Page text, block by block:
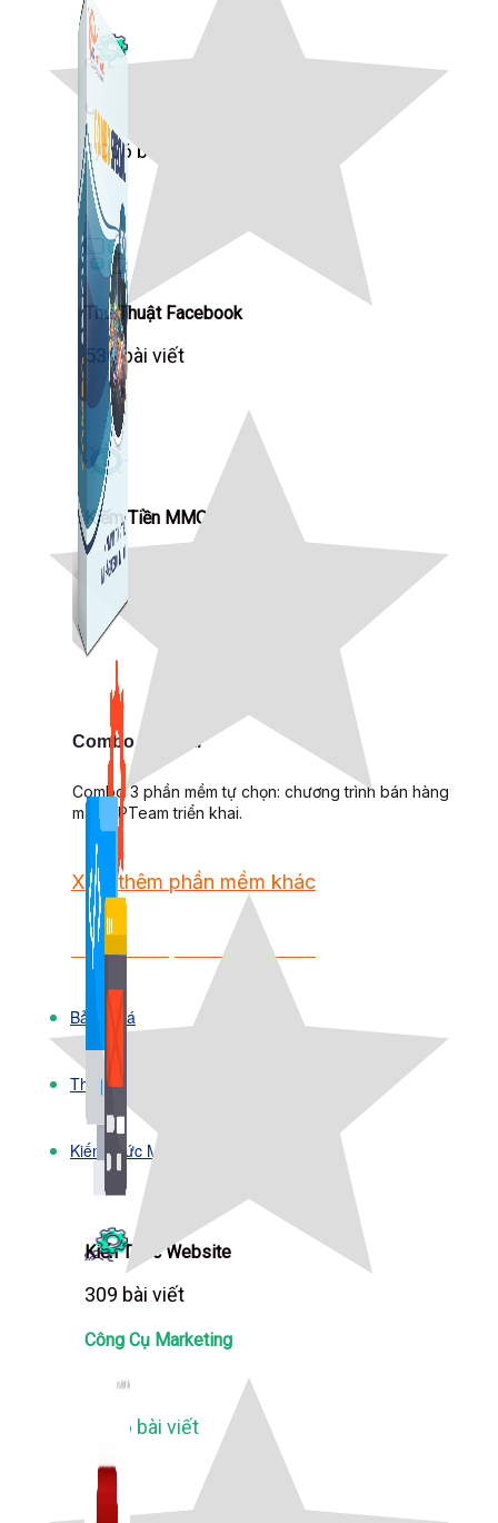
Công Cụ Marketing
1,066 bài viết
Thủ Thuật Facebook
536 bài viết
Kiếm Tiền MMO
1,422 bài viết
Kiến Thức Website
309 bài viết
Combo Special
Combo 3 phần mềm tự chọn: chương trình bán hàng
mà ATPTeam triển khai.
Xem thêm phần mềm khác
Xem thêm phần mềm khác
Bảng Giá
Thanh Toán
Kiến Thức Marketing
Công Cụ Marketing
1,066 bài viết